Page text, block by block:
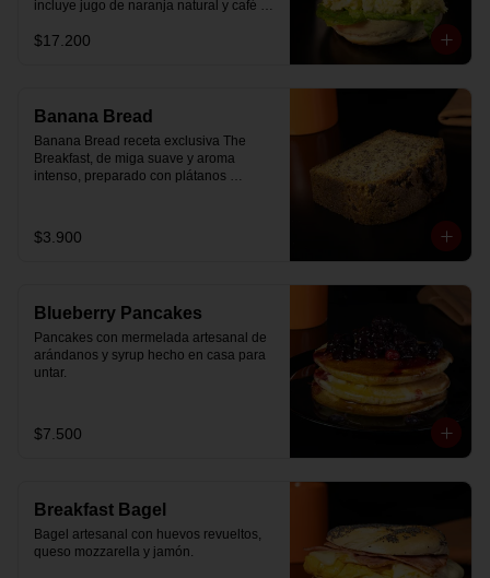
incluye jugo de naranja natural y café o
$17.200
Banana Bread
Banana Bread receta exclusiva The
Breakfast, de miga suave y aroma
intenso, preparado con plátanos
$3.900
Blueberry Pancakes
Pancakes con mermelada artesanal de
arándanos y syrup hecho en casa para
untar.
$7.500
Breakfast Bagel
Bagel artesanal con huevos revueltos,
queso mozzarella y jamón.